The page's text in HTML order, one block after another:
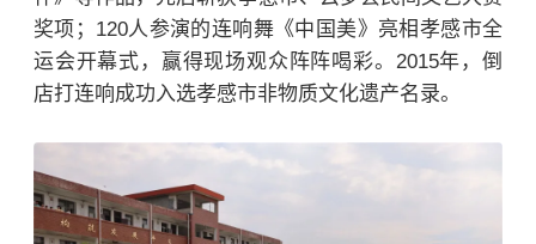
奖项；120人参演的连响舞《中国美》亮相孝感市全
运会开幕式，赢得现场观众阵阵喝彩。2015年，倒
店打连响成功入选孝感市非物质文化遗产名录。